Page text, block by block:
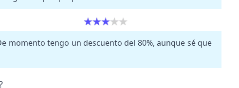
momento tengo un descuento del 80%, aunque sé que